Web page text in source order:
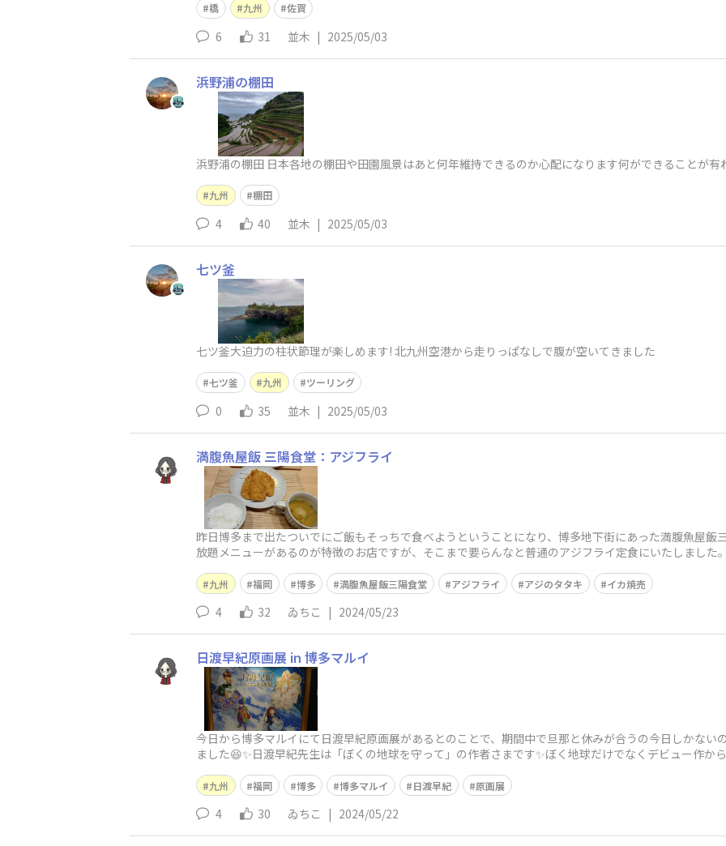
橋 九州 佐賀
6 31 並木 | 2025/05/03
浜野浦の棚田
浜野浦の棚田 日本各地の棚田や田園風景はあと何年維持できるのか心配になります何ができることが有
九州 棚田
4 40 並木 | 2025/05/03
七ツ釜
七ツ釜大迫力の柱状節理が楽しめます! 北九州空港から走りっぱなしで腹が空いてきました
七ツ釜 九州 ツーリング
0 35 並木 | 2025/05/03
満腹魚屋飯 三陽食堂：アジフライ
昨日博多まで出たついでにご飯もそっちで食べようということになり、博多地下街にあった満腹魚屋飯
放題メニューがあるのが特徴のお店ですが、そこまで要らんなと普通のアジフライ定食にいたしました
九州 福岡 博多 満腹魚屋飯三陽食堂 アジフライ アジのタタキ イカ焼売
4 32 ゐちこ | 2024/05/23
日渡早紀原画展 in 博多マルイ
今日から博多マルイにて日渡早紀原画展があるとのことで、期間中で旦那と休みが合うの今日しかない
ました😆✨日渡早紀先生は「ぼくの地球を守って」の作者さまです✨ぼく地球だけでなくデビュー作か
九州 福岡 博多 博多マルイ 日渡早紀 原画展
4 30 ゐちこ | 2024/05/22